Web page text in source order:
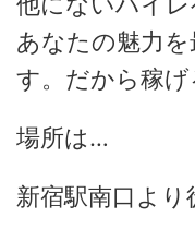
あなたの魅力
す。だから稼げ
場所は…
新宿駅南口より